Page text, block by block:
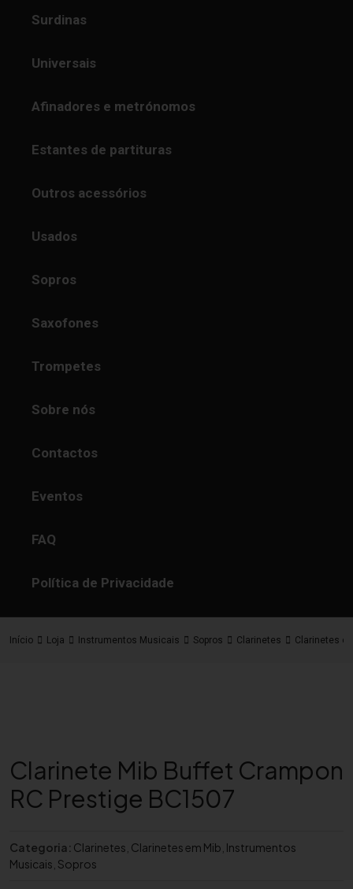
Surdinas
Universais
Afinadores e metrónomos
Estantes de partituras
Outros acessórios
Usados
Sopros
Saxofones
Trompetes
Sobre nós
Contactos
Eventos
FAQ
Política de Privacidade
Início Loja Instrumentos Musicais Sopros Clarinetes Clarinetes
Clarinete Mib Buffet Crampon
RC Prestige BC1507
Categoria: Clarinetes Clarinetes em Mib Instrumentos
Musicais Sopros